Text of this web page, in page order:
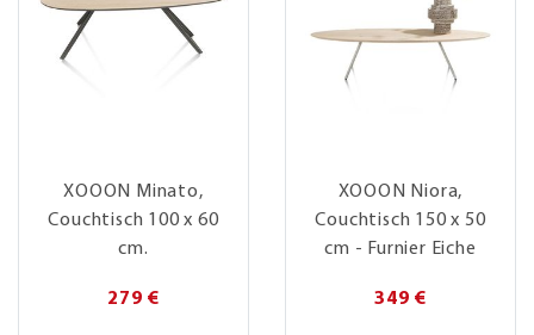
XOOON Minato,
Couchtisch 100 x 60
cm.
279 €
XOOON Niora,
Couchtisch 150 x 50
cm - Furnier Eiche
349 €